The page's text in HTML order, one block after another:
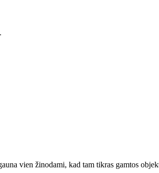
vien žinodami, kad tam tikras gamtos